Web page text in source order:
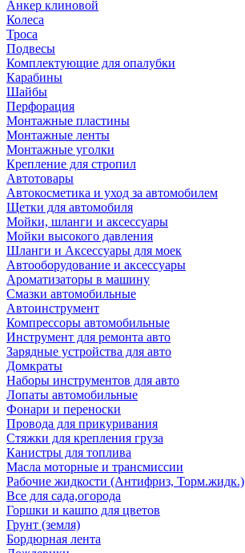
Анкер клиновой
Колеса
Троса
Подвесы
Комплектующие для опалубки
Карабины
Шайбы
Перфорация
Монтажные пластины
Монтажные ленты
Монтажные уголки
Крепление для стропил
Автотовары
Автокосметика и уход за автомобилем
Щетки для автомобиля
Мойки, шланги и аксессуары
Мойки высокого давления
Шланги и Аксессуары для моек
Автооборудование и аксессуары
Ароматизаторы в машину
Смазки автомобильные
Автоинструмент
Компрессоры автомобильные
Инструмент для ремонта авто
Зарядные устройства для авто
Домкраты
Наборы инструментов для авто
Лопаты автомобильные
Фонари и переноски
Провода для прикуривания
Стяжки для крепления груза
Канистры для топлива
Масла моторные и трансмиссии
Рабочие жидкости (Антифриз, Торм.жидк.)
Все для сада,огорода
Горшки и кашпо для цветов
Грунт (земля)
Бордюрная лента